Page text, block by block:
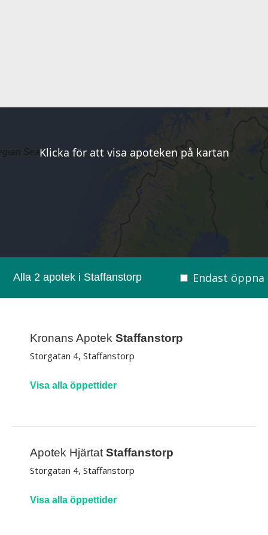
Klicka för att visa apoteken på kartan
Alla 2 apotek i Staffanstorp Endast
Kronans Apotek Staffanstorp
Storgatan 4, Staffanstorp
Visa alla öppettider
Apotek Hjärtat Staffanstorp
Storgatan 4, Staffanstorp
Visa alla öppettider